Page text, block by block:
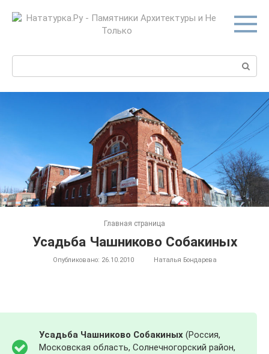
Главная страница
Усадьба Чашниково Собакиных
Опубликовано: 26.10.2010 Наталья Бондарева
Усадьба Чашниково Собакиных (Россия,
Московская область, Солнечногорский район,